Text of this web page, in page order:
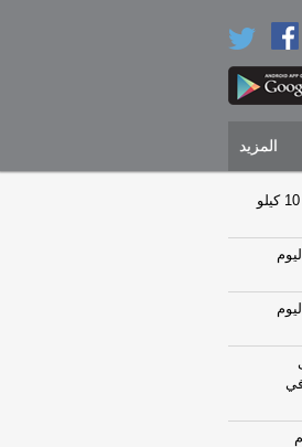
المزيد
ضبط مالك ورشة بحوزته 10 كيلو
في